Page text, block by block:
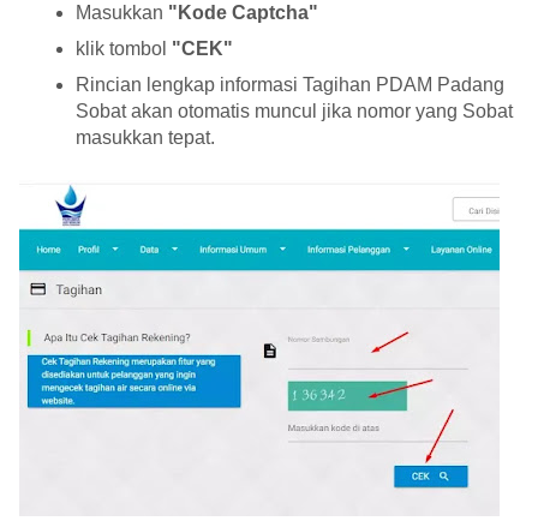
Masukkan "Kode Captcha"
klik tombol "CEK"
Rincian lengkap informasi Tagihan PDAM Padang
Sobat akan otomatis muncul jika nomor yang Sobat
masukkan tepat.